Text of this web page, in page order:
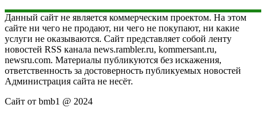
Данный сайт не является коммерческим проектом. На этом
сайте ни чего не продают, ни чего не покупают, ни какие
услуги не оказываются. Сайт представляет собой ленту
новостей RSS канала news.rambler.ru, kommersant.ru,
newsru.com. Материалы публикуются без искажения,
ответственность за достоверность публикуемых новостей
Администрация сайта не несёт.
Сайт от bmb1 @ 2024